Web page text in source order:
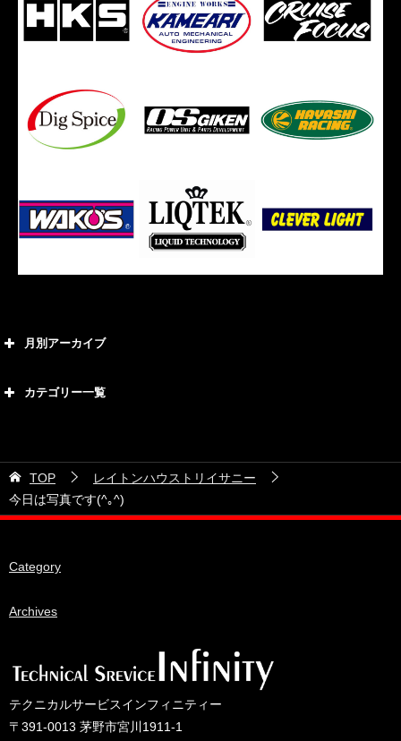
月別アーカイブ
2026年5月
2026年4月
2025年12月
2025年10月
2025年9月
2025年8月
カテゴリー一覧
21号車
28号車
38号車
IDIブレーキパッド
JCCAクラッシックカーレース
TOP
レイトンハウストリイサニー
今日は写真です(^｡^)
Category
Archives
テクニカルサービスインフィニティー
〒391-0013 茅野市宮川1911-1